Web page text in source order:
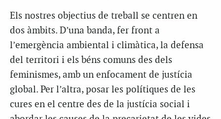
Els nostres objectius de treball se centren en
dos àmbits. D’una banda, fer front a
l’emergència ambiental i climàtica, la defensa
del territori i els béns comuns des dels
feminismes, amb un enfocament de justícia
global. Per l’altra, posar les polítiques de les
cures en el centre des de la justícia social i